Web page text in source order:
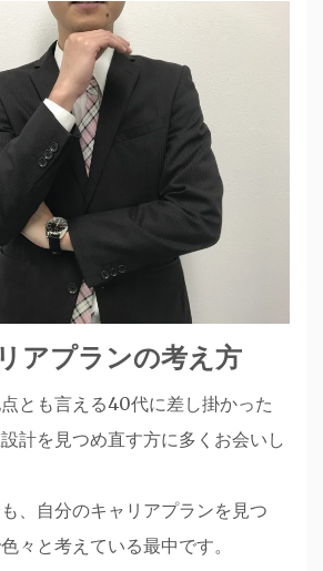
アプランの考え方
とも言える40代に差し掛かった
計を見つめ直す方に多くお会いし
、自分のキャリアプランを見つ
々と考えている最中です。